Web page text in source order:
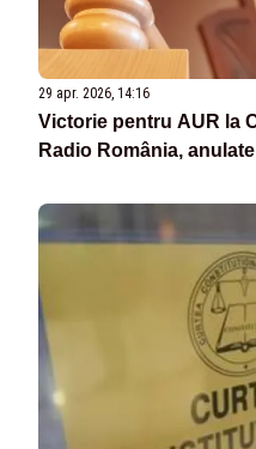
29 apr. 2026, 14:16
Victorie pentru AUR la
Radio România, anulate